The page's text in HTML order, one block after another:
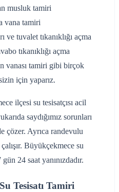
musluk tamiri
vana tamiri
ve tuvalet tıkanıklığı açma
tıkanıklığı açma
vanası tamiri gibi birçok
için yaparız.
ilçesi su tesisatçısı acil
saydığımız sorunları
çözer. Ayrıca randevulu
Büyükçekmece su
24 saat yanınızdadır.
Tesisatı Tamiri